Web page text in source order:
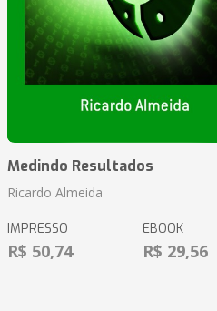
Medindo Resultados
Ricardo Almeida
IMPRESSO
R$ 50,74
EBOOK
R$ 29,56